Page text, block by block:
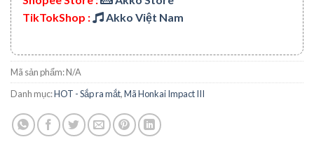
TikTokShop :
Akko Việt Nam
Mã sản phẩm:N/A
Danh mục:HOT - Sắp ra mắt,Mã Honkai Impact III